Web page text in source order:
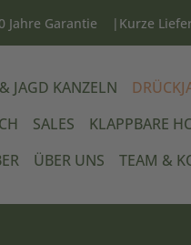
Jahre Garantie Kurze
JAGD KANZELN
SALES KLAPPBARE
ÜBER UNS TEAM &